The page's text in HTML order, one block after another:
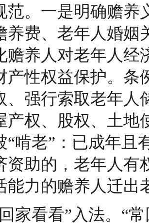
范。一是明确赡养
养费、老年人婚姻
赡养人对老年人经
产性权益保护。条
、强行索取老年人
产权、股权、土地
“啃老”：已成年且
资助的，老年人有
能力的赡养人迁出
看看”入法。“常